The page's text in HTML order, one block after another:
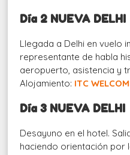
Día 2 NUEVA DELHI
Llegada a Delhi en vuelo
representante de habla
aeropuerto, asistencia y
Alojamiento: ITC
Día 3 NUEVA DELHI
Desayuno en el hotel.
haciendo orientación por